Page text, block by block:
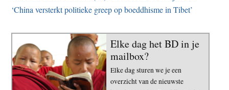
‘China versterkt politieke greep op boeddhisme in Tibet’
Elke dag het BD in je
mailbox?
Elke dag sturen we je een
overzicht van de nieuwste